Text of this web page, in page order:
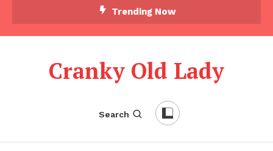
Trending Now
Cranky Old Lady
Search